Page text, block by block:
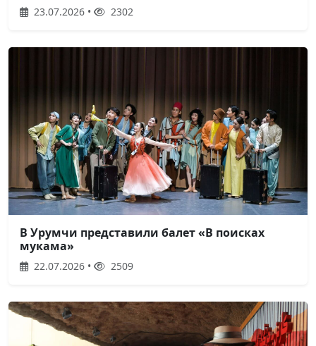
23.07.2026 • 2302
В Урумчи представили балет «В поисках
мукама»
22.07.2026 • 2509